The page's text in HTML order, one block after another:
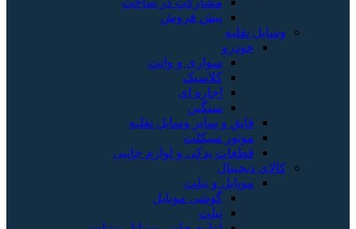
پیش فروش
وسایل نقلیه
خودرو
سواری و وانت
کلاسیک
اجاره ای
سنگین
قایق و سایر وسایل نقلیه
موتور سیکلت
قطعات یدکی و لوازم جانبی
کالای دیجیتال
موبایل و تبلت
گوشی موبایل
تبلت